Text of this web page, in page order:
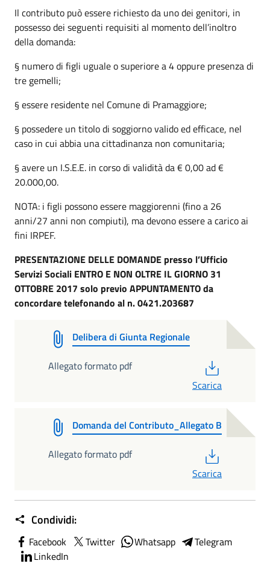
Il contributo può essere richiesto da uno dei genitori, in
possesso dei seguenti requisiti al momento dell’inoltro
della domanda:
§ numero di figli uguale o superiore a 4 oppure presenza di
tre gemelli;
§ essere residente nel Comune di Pramaggiore;
§ possedere un titolo di soggiorno valido ed efficace, nel
caso in cui abbia una cittadinanza non comunitaria;
§ avere un I.S.E.E. in corso di validità da € 0,00 ad €
20.000,00.
NOTA: i figli possono essere maggiorenni (fino a 26
anni/27 anni non compiuti), ma devono essere a carico ai
fini IRPEF.
PRESENTAZIONE DELLE DOMANDE presso l’Ufficio
Servizi Sociali ENTRO E NON OLTRE IL GIORNO 31
OTTOBRE 2017 solo previo APPUNTAMENTO da
concordare telefonando al n. 0421.203687
Delibera di Giunta Regionale
Allegato formato pdf
Scarica
Domanda del Contributo_Allegato B
Allegato formato pdf
Scarica
Condividi:
Facebook Twitter Whatsapp
Telegram
LinkedIn